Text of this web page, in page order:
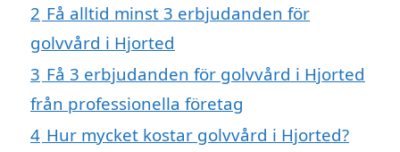
2 Få alltid minst 3 erbjudanden för
golvvård i Hjorted
3 Få 3 erbjudanden för golvvård i Hjorted
från professionella företag
4 Hur mycket kostar golvvård i Hjorted?